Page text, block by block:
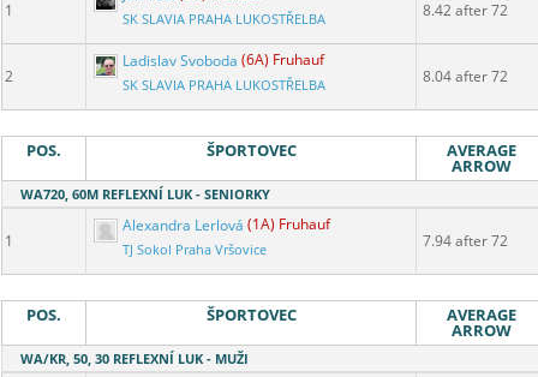
1 SK SLAVIA PRAHA LUKOSTŘELBA 8.42 after 72
2
Ladislav Svoboda (6A) Fruhauf
SK SLAVIA PRAHA LUKOSTŘELBA 8.04 after 72
POS. ŠPORTOVEC AVERAGE
ARROW
WA720, 60M REFLEXNÍ LUK - SENIORKY
1
Alexandra Lerlová (1A) Fruhauf
TJ Sokol Praha Vršovice 7.94 after 72
POS. ŠPORTOVEC AVERAGE
ARROW
WA/KR, 50, 30 REFLEXNÍ LUK - MUŽI